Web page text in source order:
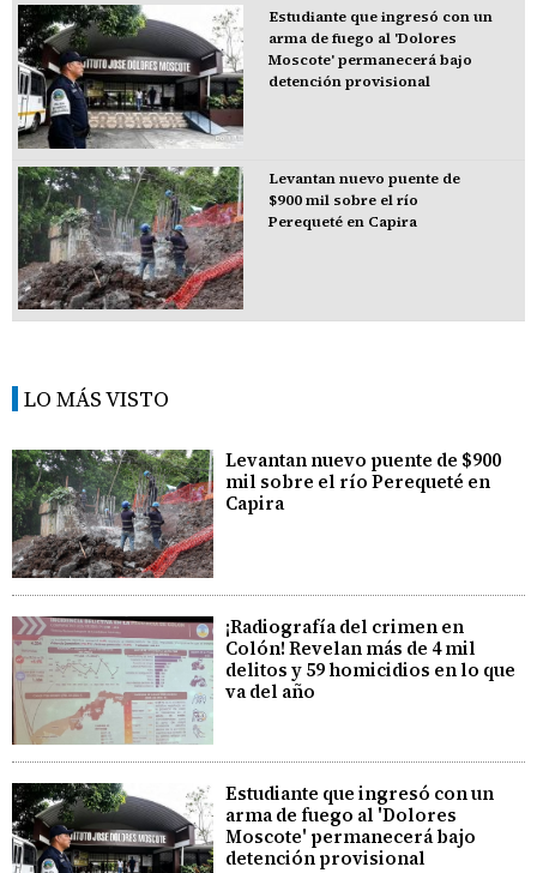
Estudiante que ingresó con un
arma de fuego al 'Dolores
Moscote' permanecerá bajo
detención provisional
Levantan nuevo puente de
$900 mil sobre el río
Perequeté en Capira
LO MÁS VISTO
Levantan nuevo puente de $900
mil sobre el río Perequeté en
Capira
¡Radiografía del crimen en
Colón! Revelan más de 4 mil
delitos y 59 homicidios en lo que
va del año
Estudiante que ingresó con un
arma de fuego al 'Dolores
Moscote' permanecerá bajo
detención provisional